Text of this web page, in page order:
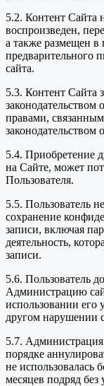
5.2. Контент Сайта
воспроизведен,
а также размещен в
предварительного
сайта.
5.3. Контент Сайта
законодательством
правами,
законодательством
5.4. Приобретение
на Сайте, может
Пользователя.
5.5. Пользователь
сохранение
записи, включая
деятельность,
записи.
5.6. Пользователь
Администрацию
использовании его
другом нарушении
5.7. Администрация
порядке
не использовалась
месяцев подряд без